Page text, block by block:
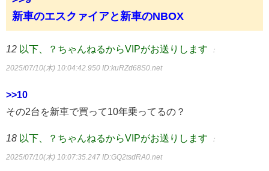
新車のエスクァイアと新車のNBOX
12 以下、？ちゃんねるからVIPがお送りします ：
2025/07/10(木) 10:04:42.950 ID:kuRZd68S0.net
>>10
その2台を新車で買って10年乗ってるの？
18 以下、？ちゃんねるからVIPがお送りします ：
2025/07/10(木) 10:07:35.247 ID:GQ2tsdRA0.net